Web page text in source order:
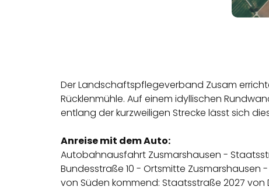
Der Landschaftspflegeverband Zusam
Rücklenmühle. Auf einem idyllischen
entlang der kurzweiligen Strecke lässt sich
Anreise mit dem Auto:
Autobahnausfahrt Zusmarshausen -
Bundesstraße 10 - Ortsmitte Zusmarshausen
von Süden kommend: Staatsstraße 2027